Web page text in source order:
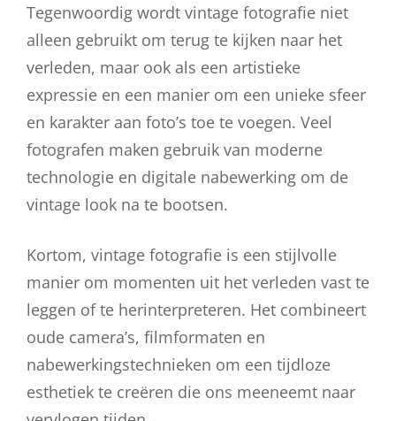
Tegenwoordig wordt vintage fotografie niet
alleen gebruikt om terug te kijken naar het
verleden, maar ook als een artistieke
expressie en een manier om een unieke sfeer
en karakter aan foto’s toe te voegen. Veel
fotografen maken gebruik van moderne
technologie en digitale nabewerking om de
vintage look na te bootsen.
Kortom, vintage fotografie is een stijlvolle
manier om momenten uit het verleden vast te
leggen of te herinterpreteren. Het combineert
oude camera’s, filmformaten en
nabewerkingstechnieken om een tijdloze
esthetiek te creëren die ons meeneemt naar